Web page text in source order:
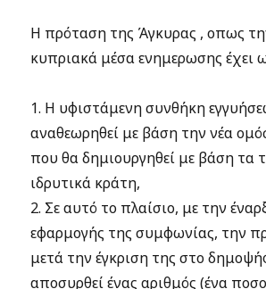
Η πρόταση της Άγκυρας , οπως
κυπριακά μέσα ενημερωσης έχει
1. Η υφιστάμενη συνθήκη
αναθεωρηθεί με βάση την νέα
που θα δημιουργηθεί με βάση τα
ιδρυτικά κράτη,
2. Σε αυτό το πλαίσιο, με την
εφαρμογής της συμφωνίας, την
μετά την έγκριση της στο
αποσυρθεί ένας αριθμός (ένα